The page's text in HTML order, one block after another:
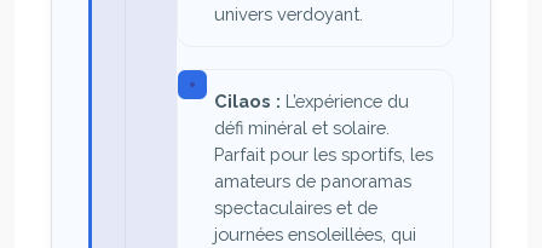
univers verdoyant.
Cilaos : L’expérience du
défi minéral et solaire.
Parfait pour les sportifs, les
amateurs de panoramas
spectaculaires et de
journées ensoleillées, qui